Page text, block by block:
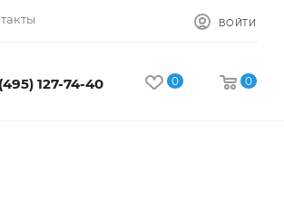
ВОЙТИ
127-74-40 0 0